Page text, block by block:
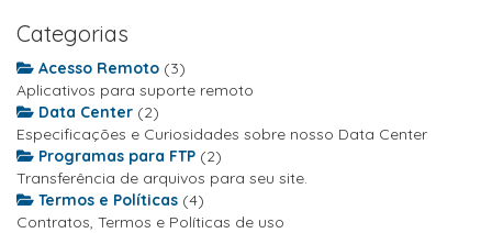
Categorias
Acesso Remoto (3)
Aplicativos para suporte remoto
Data Center (2)
Especificações e Curiosidades sobre nosso Data Center
Programas para FTP (2)
Transferência de arquivos para seu site.
Termos e Políticas (4)
Contratos, Termos e Políticas de uso